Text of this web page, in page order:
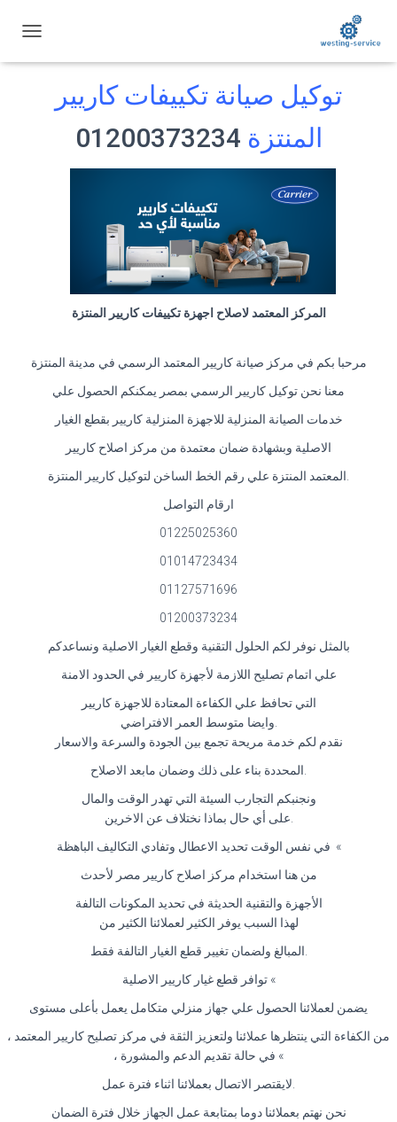
ب
توكيل صيانة تكييفات كاريير
المنتزة
المركز المعتمد لاصلاح اجهزة تكييفات كاريير المنتزة
مرحبا بكم في مركز صيانة كاريير المعتمد الرسمي في مدينة المنتزة
معنا نحن توكيل كاريير الرسمي بمصر يمكنكم الحصول علي
خدمات الصيانة المنزلية للاجهزة المنزلية كاريير بقطع الغيار
الاصلية وبشهادة ضمان معتمدة من مركز اصلاح كاريير
.المعتمد المنتزة علي رقم الخط الساخن لتوكيل كاريير المنتزة
ارقام التواصل
01225025360
01014723434
01127571696
01200373234
بالمثل نوفر لكم الحلول التقنية وقطع الغيار الاصلية ونساعدكم
علي اتمام تصليح اللازمة لأجهزة كاريير في الحدود الامنة
التي تحافظ علي الكفاءة المعتادة للاجهزة كاريير
.وايضا متوسط العمر الافتراضي
نقدم لكم خدمة مريحة تجمع بين الجودة والسرعة والاسعار
.المحددة بناء على ذلك وضمان مابعد الاصلاح
ونجنبكم التجارب السيئة التي تهدر الوقت والمال
.على أي حال بماذا نختلاف عن الاخرين
» في نفس الوقت تحديد الاعطال وتفادي التكاليف الباهظة
من هنا استخدام مركز اصلاح كاريير مصر لأحدث
الأجهزة والتقنية الحديثة في تحديد المكونات التالفة
لهذا السبب يوفر الكثير لعملائنا الكثير من
.المبالغ ولضمان تغيير قطع الغيار التالفة فقط
» توافر قطع غيار كاريير الاصلية
يضمن لعملائنا الحصول علي جهاز منزلي متكامل يعمل بأعلى مستوى
من الكفاءة التي ينتظرها عملائنا ولتعزيز الثقة في مركز تصليح كاريير المعتمد ،
» في حالة تقديم الدعم والمشورة ،
.لايقتصر الاتصال بعملائنا اثناء فترة عمل
نحن نهتم بعملائنا دوما بمتابعة عمل الجهاز خلال فترة الضمان